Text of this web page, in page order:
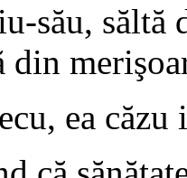
său, săltă
din
ea